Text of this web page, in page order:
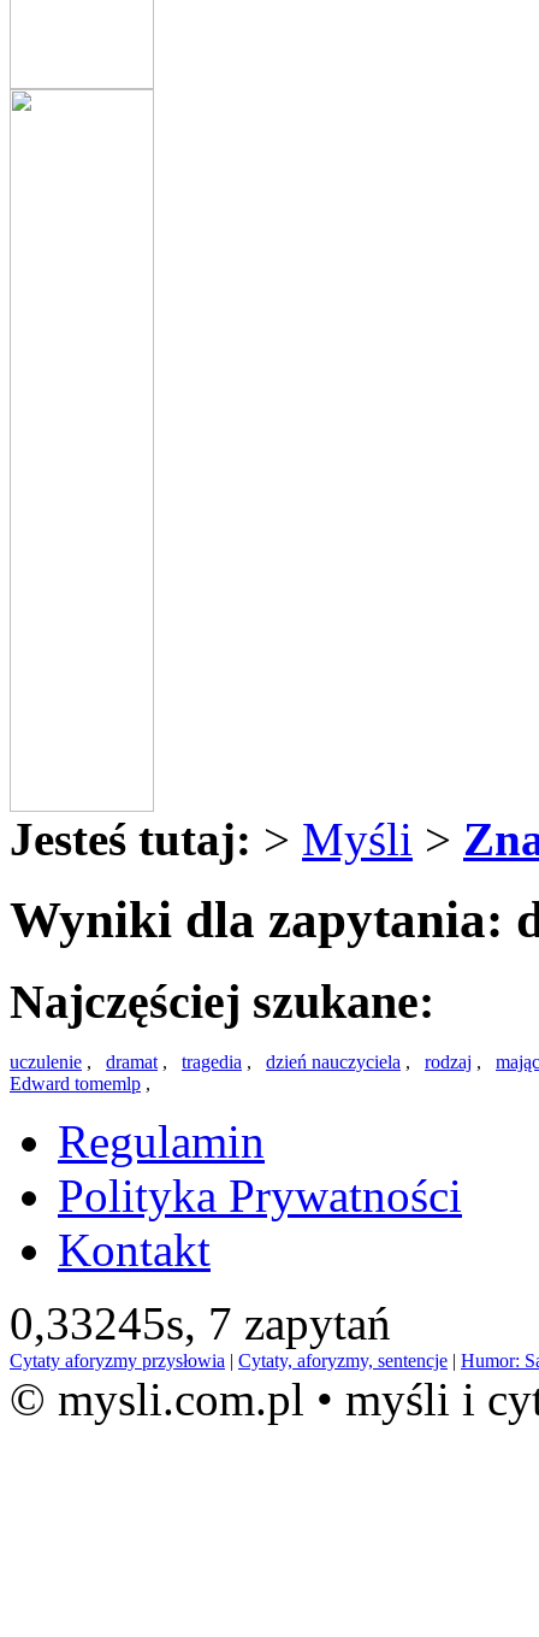
Jesteś tutaj: > Myśli >
Wyniki dla zapytania:
Najczęściej szukane:
uczulenie , dramat, tragedia , dzień nauczyciela , rodzaj ,
Edward tomemlp ,
Regulamin
Polityka Prywatności
Kontakt
0,33245s, 7 zapytań
Cytaty aforyzmy przysłowia | Cytaty, aforyzmy, sentencje | Humor:
© mysli.com.pl • myśli i